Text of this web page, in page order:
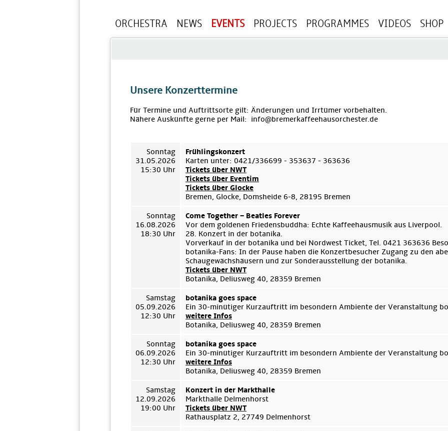
ORCHESTRA NEWS EVENTS PROJECTS PROGRAMMES VIDEOS SHOP
Unsere Konzerttermine
Für Termine und Auftrittsorte gilt: Änderungen und Irrtümer vorbehalten.
Nähere Auskünfte gerne per Mail: info@bremerkaffeehausorchester.de
Sonntag
31.05.2026
15:30 Uhr
Frühlingskonzert
Karten unter: 0421/336699 - 353637 - 363636
Tickets über NWT
Tickets über Eventim
Tickets über Glocke
Bremen, Glocke, Domsheide 6-8, 28195 Bremen
Sonntag
16.08.2026
18:30 Uhr
Come Together – Beatles Forever
Vor dem goldenen Friedensbuddha: Echte Kaffeehausmusik aus Liverpool.
28. Konzert in der botanika.
Vorverkauf in der botanika und bei Nordwest Ticket, Tel. 0421 363636
botanika-Fans: In der Pause haben die Konzertbesucher Zugang zu den
Schaugewächshäusern und zur Sonderausstellung der botanika.
Tickets über NWT
Botanika, Deliusweg 40, 28359 Bremen
Samstag
05.09.2026
12:30 Uhr
botanika goes space
Ein 30-minütiger Kurzauftritt im besondern Ambiente der Veranstaltung
weitere Infos
Botanika, Deliusweg 40, 28359 Bremen
Sonntag
06.09.2026
12:30 Uhr
botanika goes space
Ein 30-minütiger Kurzauftritt im besondern Ambiente der Veranstaltung
weitere Infos
Botanika, Deliusweg 40, 28359 Bremen
Samstag
12.09.2026
19:00 Uhr
Konzert in der Markthalle
Markthalle Delmenhorst
Tickets über NWT
Rathausplatz 2, 27749 Delmenhorst